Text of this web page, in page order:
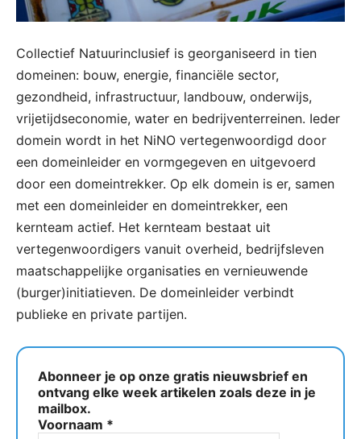
Collectief Natuurinclusief is georganiseerd in tien
domeinen: bouw, energie, financiële sector,
gezondheid, infrastructuur, landbouw, onderwijs,
vrijetijdseconomie, water en bedrijventerreinen. Ieder
domein wordt in het NiNO vertegenwoordigd door
een domeinleider en vormgegeven en uitgevoerd
door een domeintrekker. Op elk domein is er, samen
met een domeinleider en domeintrekker, een
kernteam actief. Het kernteam bestaat uit
vertegenwoordigers vanuit overheid, bedrijfsleven
maatschappelijke organisaties en vernieuwende
(burger)initiatieven. De domeinleider verbindt
publieke en private partijen.
Abonneer je op onze gratis nieuwsbrief en
ontvang elke week artikelen zoals deze in je
mailbox.
Voornaam *